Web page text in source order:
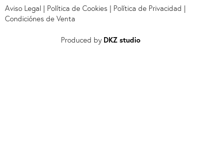
Aviso Legal | Política de Cookies | Política de Privacidad |
Condiciónes de Venta
Produced by DKZ studio